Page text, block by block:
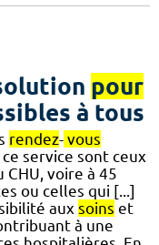
pour
à tous
rendez- vous
service sont ceux
voire à 45
ou celles qui [...]
aux soins et
à une